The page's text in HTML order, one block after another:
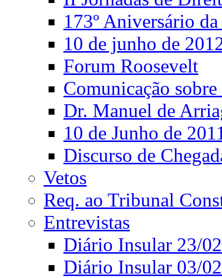
173º Aniversário
10 de junho de
Forum Roosevelt
Comunicação
Dr. Manuel de
10 de Junho de
Discurso de
Vetos
Req. ao Tribunal
Entrevistas
Diário Insular 23/
Diário Insular 03/